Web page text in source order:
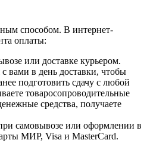
способом. В интернет-
оплаты:
или доставке курьером.
вами в день доставки, чтобы
подготовить сдачу с любой
товаросопроводительные
средства, получаете
самовывозе или оформлении в
МИР, Visa и MasterCard.